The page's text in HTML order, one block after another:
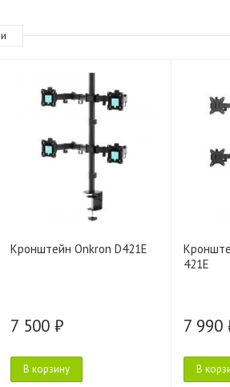
Кронштейн Onkron D421E
7 500 ₽
В корзину
421E
7 990
В